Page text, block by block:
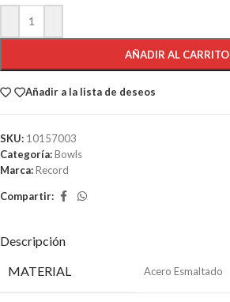
AÑADIR AL CARRITO
Añadir a la lista de deseos
SKU: 10157003
Categoría:Bowls
Marca:Record
Compartir:
Descripción
MATERIAL
Acero Esmaltado